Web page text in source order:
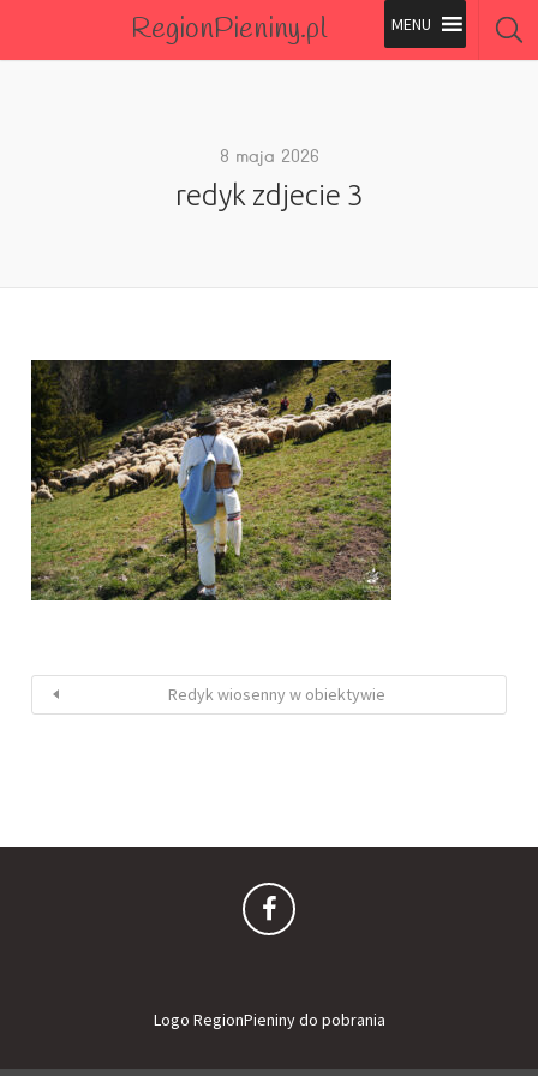
RegionPieniny.pl
Wszystkie Obiekty
8 maja 2026
redyk zdjecie 3
Redyk wiosenny w obiektywie
Logo RegionPieniny do pobrania